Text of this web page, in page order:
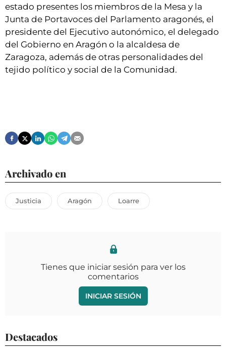
estado presentes los miembros de la Mesa y la
Junta de Portavoces del Parlamento aragonés, el
presidente del Ejecutivo autonómico, el delegado
del Gobierno en Aragón o la alcaldesa de
Zaragoza, además de otras personalidades del
tejido político y social de la Comunidad.
Archivado en
Justicia Aragón Loarre
Tienes que iniciar sesión para ver los
comentarios
INICIAR SESIÓN
Destacados